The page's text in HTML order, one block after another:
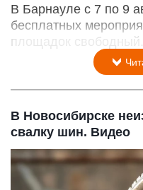
В Барнауле с 7 по 9
бесплатных
площадок свободный.
В Новосибирске
свалку шин. Видео